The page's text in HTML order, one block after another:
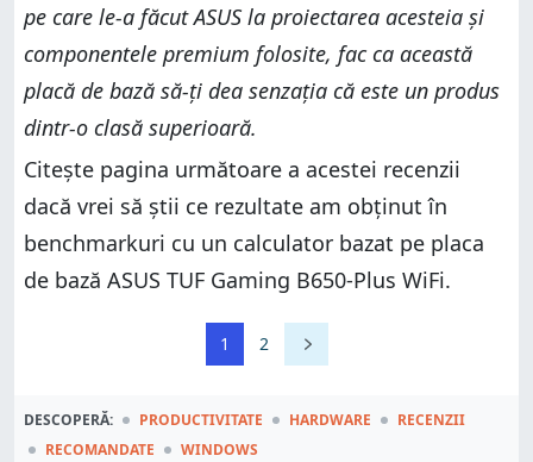
pe care le-a făcut ASUS la proiectarea acesteia și
componentele premium folosite, fac ca această
placă de bază să-ți dea senzația că este un produs
dintr-o clasă superioară.
Citește pagina următoare a acestei recenzii
dacă vrei să știi ce rezultate am obținut în
benchmarkuri cu un calculator bazat pe placa
de bază ASUS TUF Gaming B650-Plus WiFi.
1 2
DESCOPERĂ: PRODUCTIVITATE HARDWARE
RECENZII
RECOMANDATE
WINDOWS